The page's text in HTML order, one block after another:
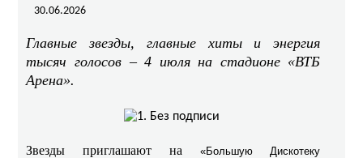
30.06.2026
Главные звезды, главные хиты и энергия
тысяч голосов – 4 июля на стадионе «ВТБ
Арена».
Звезды приглашают на «Большую Дискотеку